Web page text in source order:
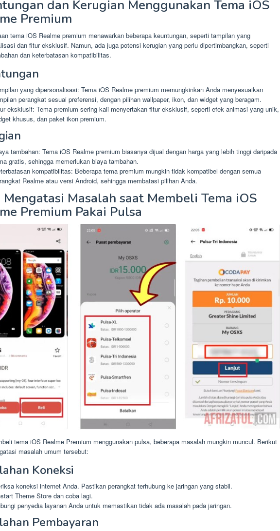
dan Kerugian Menggunakan Tema iOS
Premium
tema iOS Realme premium menawarkan beberapa keuntungan, seperti tampilan yang
dan fitur eksklusif. Namun, ada juga potensi kerugian yang perlu dipertimbangkan, seperti
dan keterbatasan kompatibilitas.
yang dipersonalisasi: Tema iOS Realme premium memungkinkan Anda menyesuaikan
perangkat sesuai preferensi, dengan pilihan wallpaper, ikon, dan widget yang beragam.
eksklusif: Tema premium sering kali menyertakan fitur eksklusif, seperti efek animasi yang unik,
khusus, dan paket ikon premium.
tambahan: Tema iOS Realme premium biasanya dijual dengan harga yang lebih tinggi daripada
gratis, sehingga memerlukan biaya tambahan.
kompatibilitas: Beberapa tema premium mungkin tidak kompatibel dengan semua
Realme atau versi Android, sehingga membatasi pilihan Anda.
Mengatasi Masalah saat Membeli Tema iOS
Premium Pakai Pulsa
tema iOS Realme Premium menggunakan pulsa, beberapa masalah mungkin muncul. Berikut
masalah umum tersebut:
Koneksi
koneksi internet Anda. Pastikan perangkat terhubung ke jaringan yang stabil.
Theme Store dan coba lagi.
penyedia layanan Anda untuk memastikan tidak ada masalah pada jaringan.
Pembayaran